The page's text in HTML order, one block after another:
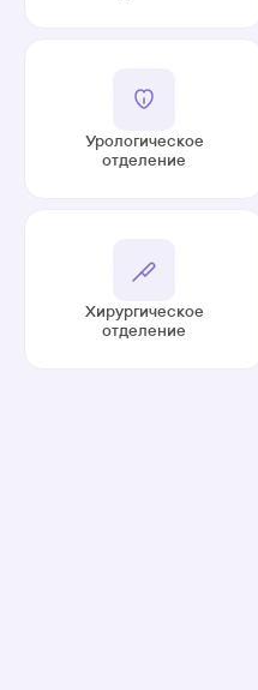
Урологическое
отделение
Хирургическое
отделение